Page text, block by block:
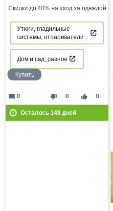
Скидки до 40% на уход за одеждой
Утюги, гладильные
системы, отпариватели
Дом и сад, разное
Купить
thumb_down 0 thumb_up 0
mode_comment 0
Осталось 148дней